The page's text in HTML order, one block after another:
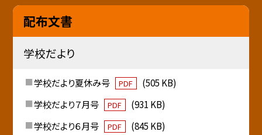
配布文書
学校だより
学校だより夏休み号 PDF
(505 KB)
学校だより７月号
PDF
(931 KB)
学校だより６月号
PDF (845 KB)